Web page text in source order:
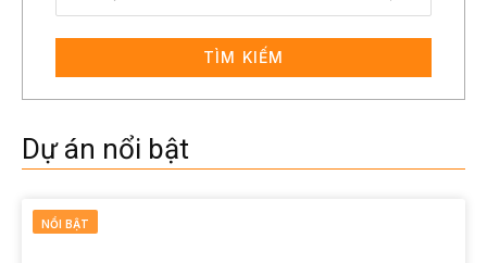
TÌM KIẾM
Dự án nổi bật
NỔI BẬT